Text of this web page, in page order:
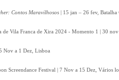
Contos Maravilhosos | 15 jan – 26 fev, Batalha
de Vila Franca de Xira 2024 - Momento 1 | 30
Nov a 1 Dez, Lisboa
Screendance Festival | 7 Nov a 15 Dez, Vários